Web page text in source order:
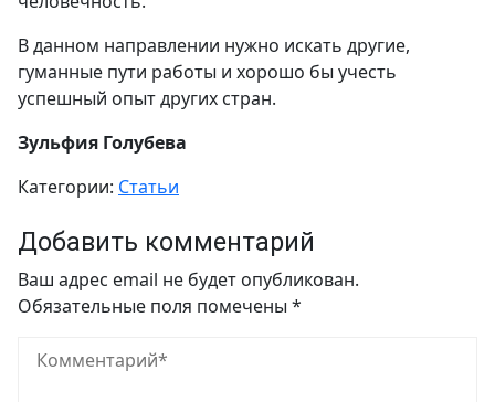
В данном направлении нужно искать другие,
гуманные пути работы и хорошо бы учесть
успешный опыт других стран.
Зульфия Голубева
Категории: Статьи
Добавить комментарий
Ваш адрес email не будет опубликован.
Обязательные поля помечены *